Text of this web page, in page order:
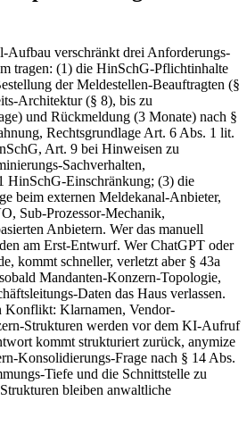
Aufbau verschränkt drei Anforderungs-
tragen: (1) die HinSchG-Pflichtinhalte
der Meldestellen-Beauftragten (§
Architektur (§ 8), bis zu
und Rückmeldung (3 Monate) nach §
Rechtsgrundlage Art. 6 Abs. 1 lit.
Art. 9 bei Hinweisen zu
Sachverhalten,
HinSchG-Einschränkung; (3) die
beim externen Meldekanal-Anbieter,
Sub-Prozessor-Mechanik,
Anbietern. Wer das manuell
am Erst-Entwurf. Wer ChatGPT oder
kommt schneller, verletzt aber § 43a
Mandanten-Konzern-Topologie,
Daten das Haus verlassen.
Konflikt: Klarnamen, Vendor-
Strukturen werden vor dem KI-Aufruf
kommt strukturiert zurück, anymize
Konsolidierungs-Frage nach § 14 Abs.
Tiefe und die Schnittstelle zu
bleiben anwaltliche